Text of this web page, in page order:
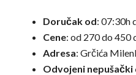
Doručak od: 07:30h
Cene: od 270 do 450
Adresa: Grčića
Odvojeni nepušački